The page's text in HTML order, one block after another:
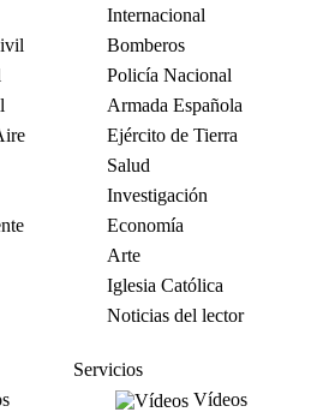
Internacional
Bomberos
Policía Nacional
Armada Española
Ejército de Tierra
Salud
Investigación
Economía
Arte
Iglesia Católica
Noticias del lector
Servicios
Vídeos